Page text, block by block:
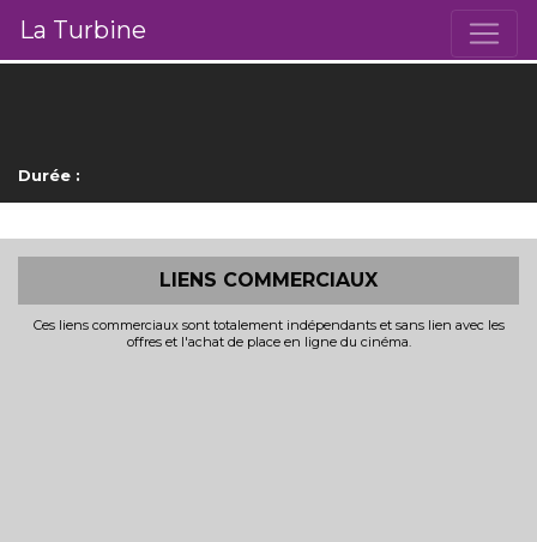
La Turbine
Durée :
LIENS COMMERCIAUX
Ces liens commerciaux sont totalement indépendants et sans lien avec les
offres et l'achat de place en ligne du cinéma.